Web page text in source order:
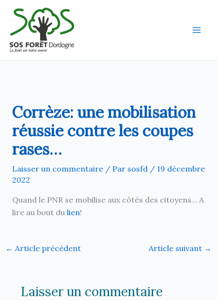
contenu
Corrèze: une mobilisation
réussie contre les coupes
rases…
Laisser un commentaire / Par sosfd / 19 décembre
2022
Quand le PNR se mobilise aux côtés des citoyens… A
lire au bout du lien!
← Article précédent Article suivant →
Laisser un commentaire